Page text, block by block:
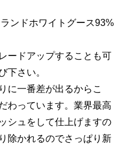
ンドホワイトグース93%
ードアップすることも可
下さい。
に一番差が出るからこ
わっています。業界最高
シュをして仕上げますの
除かれるのでさっぱり新